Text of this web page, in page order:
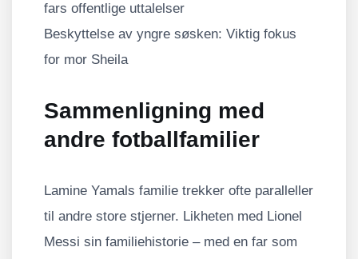
fars offentlige uttalelser
Beskyttelse av yngre søsken: Viktig fokus
for mor Sheila
Sammenligning med
andre fotballfamilier
Lamine Yamals familie trekker ofte paralleller
til andre store stjerner. Likheten med Lionel
Messi sin familiehistorie – med en far som